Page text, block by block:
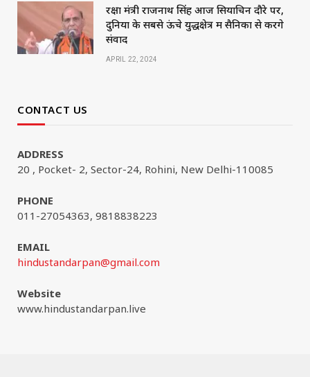
रक्षा मंत्री राजनाथ सिंह आज सियाचिन दौरे पर,
दुनिया के सबसे ऊंचे युद्धक्षेत्र में सैनिकों से करेंगे
संवाद
APRIL 22, 2024
CONTACT US
ADDRESS
20 , Pocket- 2, Sector-24, Rohini, New Delhi-110085
PHONE
011-27054363, 9818838223
EMAIL
hindustandarpan@gmail.com
Website
www.hindustandarpan.live